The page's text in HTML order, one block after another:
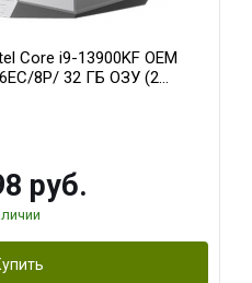
Core i9-13900KF OEM
8P/ 32 ГБ ОЗУ (2
GAMING OC 16GB GDDR6
руб.